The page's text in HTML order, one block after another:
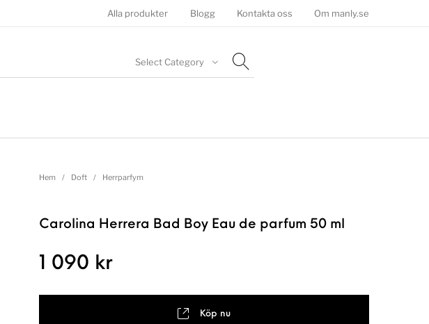
Alla produkter Blogg Kontakta oss Om manly.se
Select Category
Hem / Doft / Herrparfym
Carolina Herrera Bad Boy Eau de parfum 50 ml
1 090 kr
Köp nu